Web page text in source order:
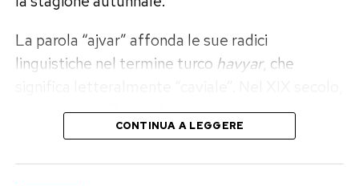
La parola “ajvar” affonda le sue radici
linguistiche nel termine turco havyar, che
i ristoratori di Belgrado iniziarono a servire
questa preparazione a base di peperoni come
CONTINUA A LEGGERE